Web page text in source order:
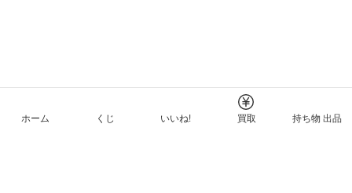
ホーム くじ いいね! 買取 持ち物 出品